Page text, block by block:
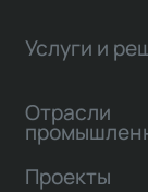
Услуги и
Отрасли
Проекты